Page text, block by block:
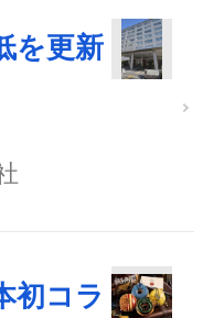
を更新
初コラ